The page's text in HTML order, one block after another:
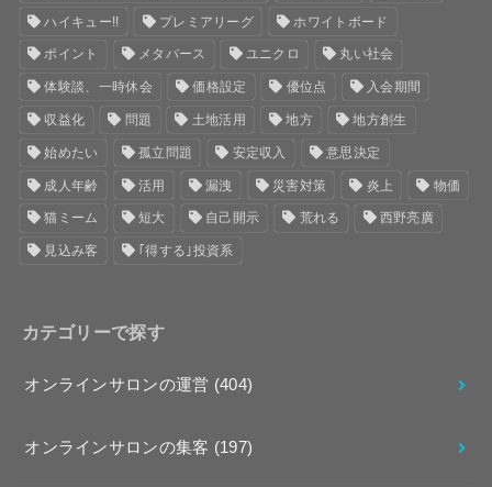
ハイキュー!! プレミアリーグ ホワイトボード
ポイント メタバース ユニクロ 丸い社会
体験談、一時休会 価格設定 優位点 入会期間
収益化 問題 土地活用 地方 地方創生
始めたい 孤立問題 安定収入 意思決定
成人年齢 活用 漏洩 災害対策 炎上 物価
猫ミーム 短大 自己開示 荒れる 西野亮廣
見込み客 ｢得する｣投資系
カテゴリーで探す
オンラインサロンの運営 (404)
オンラインサロンの集客 (197)